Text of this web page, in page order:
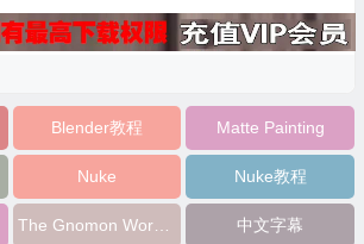
Blender教程 Matte Painting
Nuke Nuke教程
中文字幕